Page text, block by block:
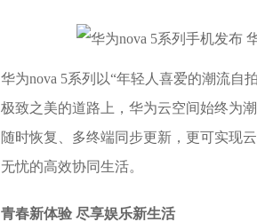
华为nova 5系列以“年轻人喜爱的潮流自
极致之美的道路上，华为云空间始终为
随时恢复、多终端同步更新，更可实现
无忧的高效协同生活。
青春新体验 尽享娱乐新生活